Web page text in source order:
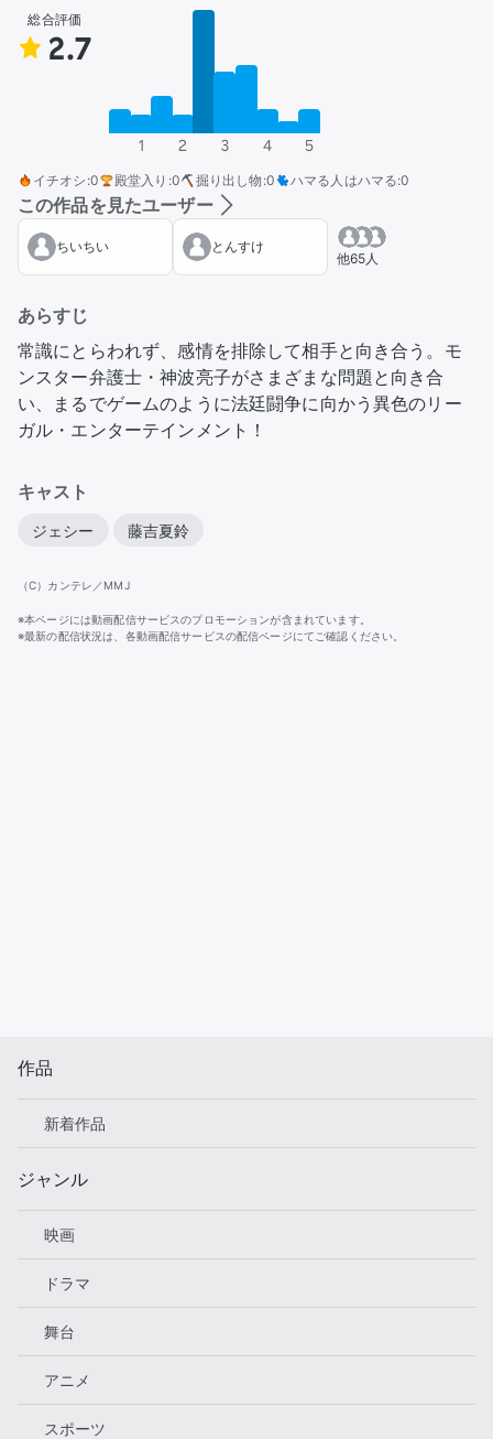
総合評価
2.7
1 2 3 4 5
イチオシ :0 殿堂入り :0 掘り出し物 :0 ハマる人はハマる:0
この作品を見たユーザー
ちいちい とんすけ
他65人
あらすじ
常識にとらわれず、感情を排除して相手と向き合う。モ
ンスター弁護士・神波亮子がさまざまな問題と向き合
い、まるでゲームのように法廷闘争に向かう異色のリー
ガル・エンターテインメント！
キャスト
ジェシー 藤吉夏鈴
（C）カンテレ／MMJ
※本ページには動画配信サービスのプロモーションが含まれています。
※最新の配信状況は、各動画配信サービスの配信ページにてご確認ください。
作品
新着作品
ジャンル
映画
ドラマ
舞台
アニメ
スポーツ